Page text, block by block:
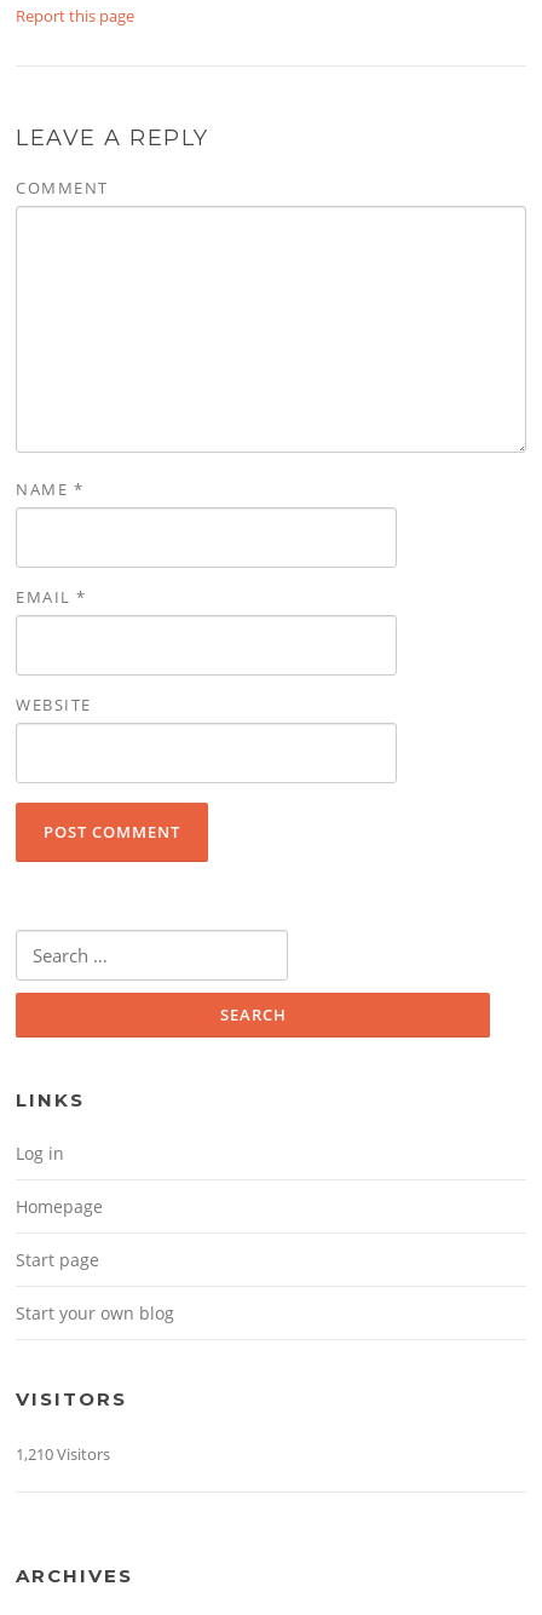
Report this page
LEAVE A REPLY
COMMENT
NAME *
EMAIL*
WEBSITE
Search for:
LINKS
Log in
Homepage
Start page
Start your own blog
VISITORS
1,210 Visitors
ARCHIVES